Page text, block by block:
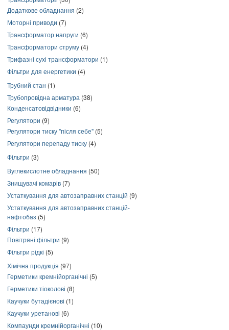
Додаткове обладнання (2)
Моторні приводи (7)
Трансформатор напруги (6)
Трансформатори струму (4)
Трифазні сухі трансформатори (1)
Фільтри для енергетики (4)
Трубний стан (1)
Трубопровідна арматура (38)
Конденсатовідвідники (6)
Регулятори (9)
Регулятори тиску "після себе" (5)
Регулятори перепаду тиску (4)
Фільтри (3)
Вуглекислотне обладнання (50)
Знищувачі комарів (7)
Устаткування для автозаправних станцій (9)
Устаткування для автозаправних станцій-
нафтобаз (5)
Фільтри (17)
Повітряні фільтри (9)
Фільтри рідкі (5)
Хімічна продукція (97)
Герметики кремнійорганічні (5)
Герметики тіоколові (8)
Каучуки бутадієнові (1)
Каучуки уретанові (6)
Компаунди кремнійорганічні (10)